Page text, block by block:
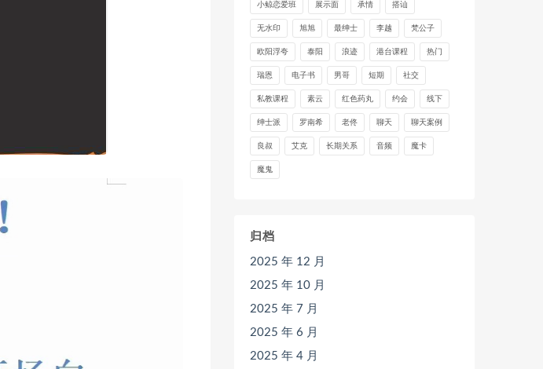
小鲸恋爱班 展示面 承情 搭讪
无水印 旭旭 最绅士 李越 梵公子
欧阳浮夸 泰阳 浪迹 港台课程 热门
瑞恩 电子书 男哥 短期 社交
私教课程 素云 红色药丸 约会 线下
绅士派 罗南希 老佟 聊天 聊天案例
良叔 艾克 长期关系 音频 魔卡
魔鬼
归档
2025 年 12 月
2025 年 10 月
2025 年 7 月
2025 年 6 月
2025 年 4 月